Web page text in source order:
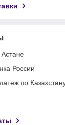
России
по